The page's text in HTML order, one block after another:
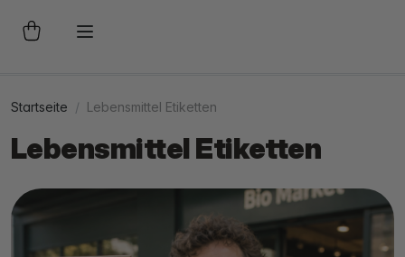
Startseite Lebensmittel Etiketten
Lebensmittel Etiketten